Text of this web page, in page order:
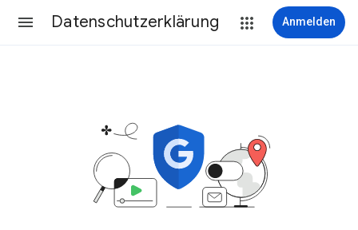
Datenschutzerklärung Anmelden